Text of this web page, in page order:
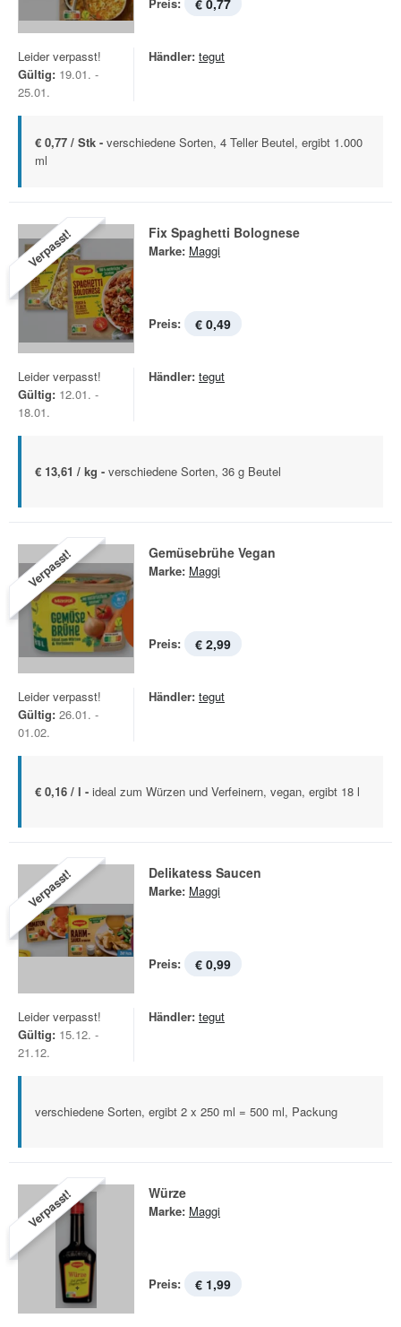
€ 0,77
Leider verpasst!
Gültig: 19.01. -
25.01.
Händler: tegut
€ 0,77 / Stk - verschiedene Sorten, 4 Teller Beutel, ergibt 1.000
ml
Verpasst! ‎Fix Spaghetti Bolognese
Marke: Maggi
Preis: € 0,49
Leider verpasst!
Gültig: 12.01. -
18.01.
Händler: tegut
€ 13,61 / kg - verschiedene Sorten, 36 g Beutel
Verpasst! Gemüsebrühe Vegan
Marke: Maggi
Preis: € 2,99
Leider verpasst!
Gültig: 26.01. -
01.02.
Händler: tegut
€ 0,16 / l - ideal zum Würzen und Verfeinern, vegan, ergibt 18 l
Verpasst! Delikatess Saucen
Marke: Maggi
Preis: € 0,99
Leider verpasst!
Gültig: 15.12. -
21.12.
Händler: tegut
verschiedene Sorten, ergibt 2 x 250 ml = 500 ml, Packung
Verpasst! Würze
Marke: Maggi
Preis: € 1,99